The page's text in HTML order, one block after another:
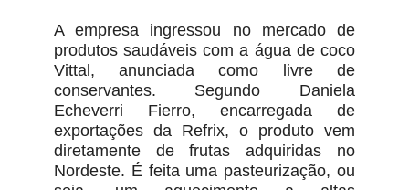
A empresa ingressou no mercado de
produtos saudáveis com a água de coco
Vittal, anunciada como livre de
conservantes. Segundo Daniela
Echeverri Fierro, encarregada de
exportações da Refrix, o produto vem
diretamente de frutas adquiridas no
Nordeste. É feita uma pasteurização, ou